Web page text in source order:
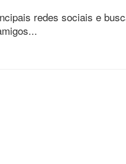
redes sociais e